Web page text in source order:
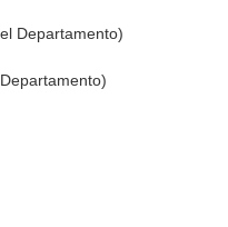
Departamento)